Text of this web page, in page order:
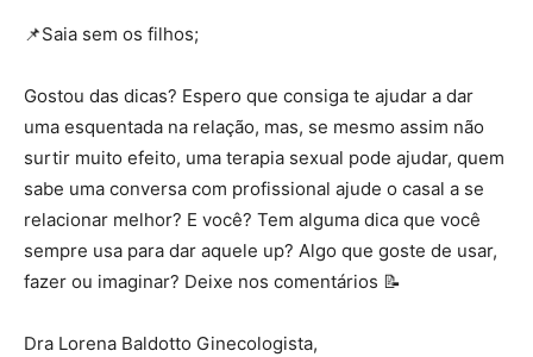
📌Saia sem os filhos;
Gostou das dicas? Espero que consiga te ajudar a dar
uma esquentada na relação, mas, se mesmo assim não
surtir muito efeito, uma terapia sexual pode ajudar, quem
sabe uma conversa com profissional ajude o casal a se
relacionar melhor? E você? Tem alguma dica que você
sempre usa para dar aquele up? Algo que goste de usar,
fazer ou imaginar? Deixe nos comentários 📝
Dra Lorena Baldotto Ginecologista,